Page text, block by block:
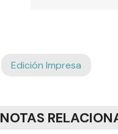
Edición Impresa
NOTAS